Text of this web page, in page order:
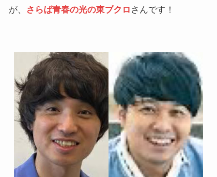
が、
さらば青春の光の東ブクロ さんです！